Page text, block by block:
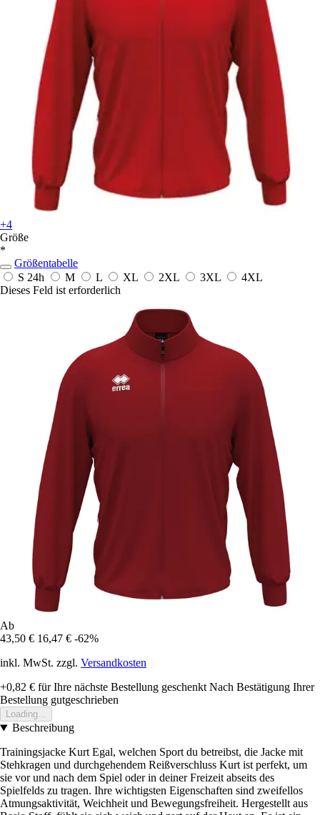
+4
Größe
*
Größentabelle
S 24h M L XL 2XL 3XL
4XL
Dieses Feld ist erforderlich
Ab
43,50 € 16,47 € -62%
inkl. MwSt. zzgl. Versandkosten
+0,82 € für Ihre nächste Bestellung geschenkt Nach Bestätigung Ihrer
Bestellung gutgeschrieben
Loading...
Beschreibung
Trainingsjacke Kurt Egal, welchen Sport du betreibst, die Jacke mit
Stehkragen und durchgehendem Reißverschluss Kurt ist perfekt, um
sie vor und nach dem Spiel oder in deiner Freizeit abseits des
Spielfelds zu tragen. Ihre wichtigsten Eigenschaften sind zweifellos
Atmungsaktivität, Weichheit und Bewegungsfreiheit. Hergestellt aus